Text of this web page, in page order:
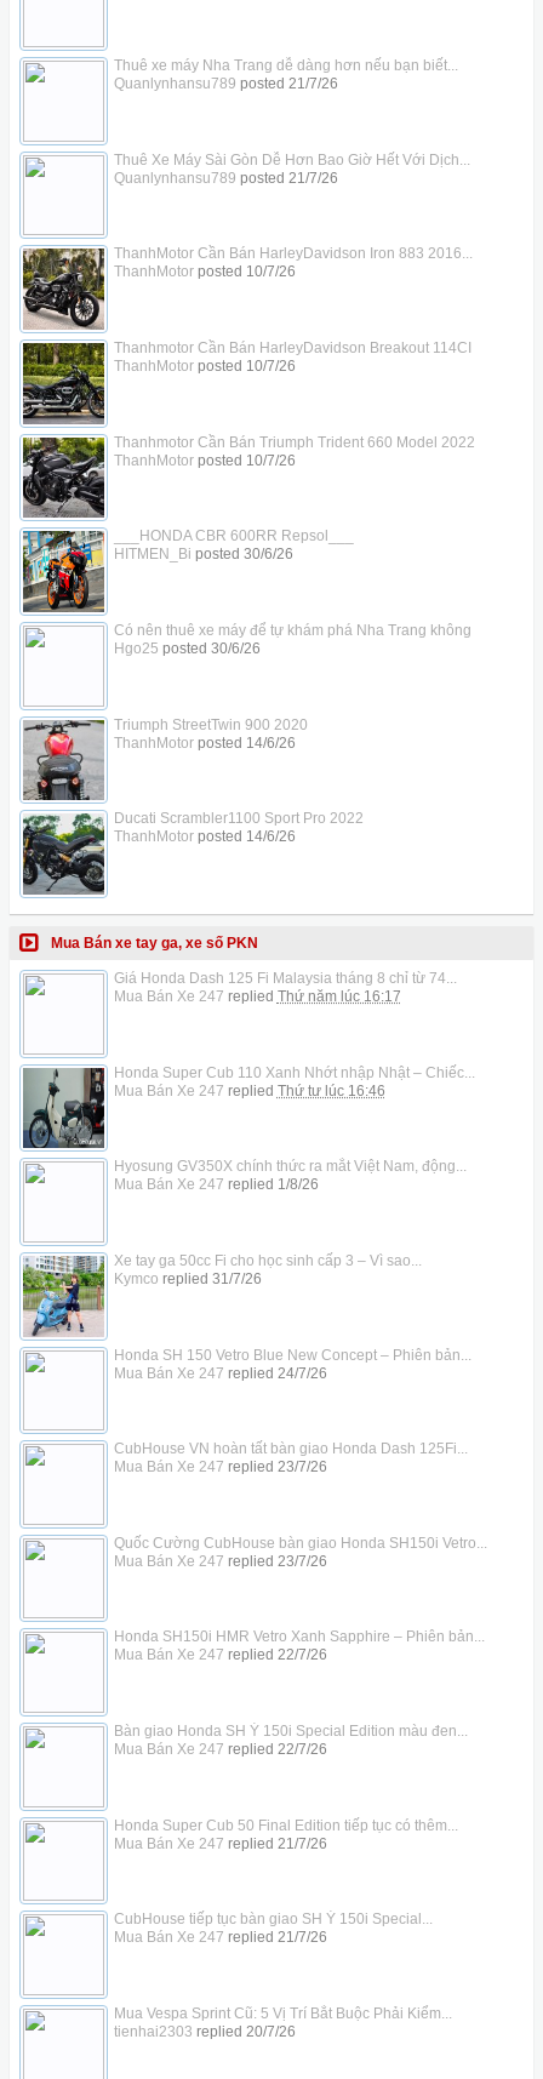
Thuê xe máy Nha Trang dễ dàng hơn nếu bạn biết...
Quanlynhansu789 posted 21/7/26
Thuê Xe Máy Sài Gòn Dễ Hơn Bao Giờ Hết Với Dịch...
Quanlynhansu789 posted 21/7/26
ThanhMotor Cần Bán HarleyDavidson Iron 883 2016...
ThanhMotorposted 10/7/26
Thanhmotor Cần Bán HarleyDavidson Breakout 114CI
ThanhMotorposted 10/7/26
Thanhmotor Cần Bán Triumph Trident 660 Model 2022
ThanhMotorposted 10/7/26
___HONDA CBR 600RR Repsol___
HITMEN_Bi posted 30/6/26
Có nên thuê xe máy để tự khám phá Nha Trang không
Hgo25 posted 30/6/26
Triumph StreetTwin 900 2020
ThanhMotorposted 14/6/26
Ducati Scrambler1100 Sport Pro 2022
ThanhMotorposted 14/6/26
Mua Bán xe tay ga, xe số PKN
Giá Honda Dash 125 Fi Malaysia tháng 8 chỉ từ 74...
Mua Bán Xe 247 replied Thứ năm lúc 16:17
Honda Super Cub 110 Xanh Nhớt nhập Nhật – Chiếc...
Mua Bán Xe 247 replied Thứ tư lúc 16:46
Hyosung GV350X chính thức ra mắt Việt Nam, động...
Mua Bán Xe 247 replied 1/8/26
Xe tay ga 50cc Fi cho học sinh cấp 3 – Vì sao...
Kymco replied 31/7/26
Honda SH 150 Vetro Blue New Concept – Phiên bản...
Mua Bán Xe 247 replied 24/7/26
CubHouse VN hoàn tất bàn giao Honda Dash 125Fi...
Mua Bán Xe 247 replied 23/7/26
Quốc Cường CubHouse bàn giao Honda SH150i Vetro...
Mua Bán Xe 247 replied 23/7/26
Honda SH150i HMR Vetro Xanh Sapphire – Phiên bản...
Mua Bán Xe 247 replied 22/7/26
Bàn giao Honda SH Ý 150i Special Edition màu đen...
Mua Bán Xe 247 replied 22/7/26
Honda Super Cub 50 Final Edition tiếp tục có thêm...
Mua Bán Xe 247 replied 21/7/26
CubHouse tiếp tục bàn giao SH Ý 150i Special...
Mua Bán Xe 247 replied 21/7/26
Mua Vespa Sprint Cũ: 5 Vị Trí Bắt Buộc Phải Kiểm...
tienhai2303 replied 20/7/26